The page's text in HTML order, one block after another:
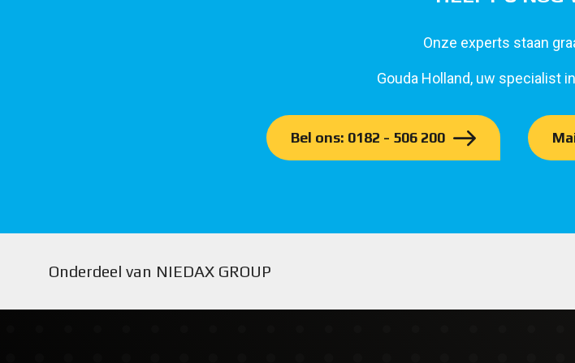
Onze experts staan
Gouda Holland, uw specialist
Bel ons: 0182 - 506 200
Onderdeel van NIEDAX GROUP